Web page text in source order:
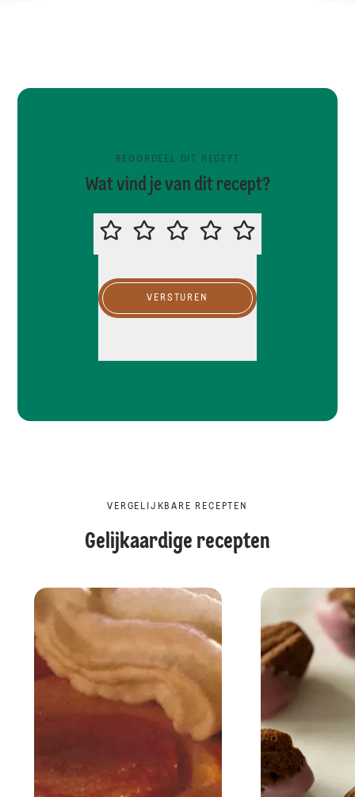
BEOORDEEL DIT RECEPT
Wat vind je van dit recept?
BEOORDEEL DIT RECEPT
VERSTUREN
VERGELIJKBARE RECEPTEN
Gelijkaardige recepten